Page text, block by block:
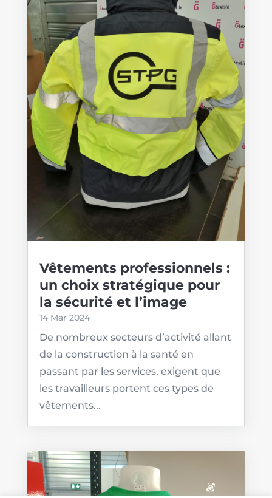
Vêtements professionnels :
un choix stratégique pour
la sécurité et l’image
14 Mar 2024
De nombreux secteurs d’activité allant
de la construction à la santé en
passant par les services, exigent que
les travailleurs portent ces types de
vêtements...